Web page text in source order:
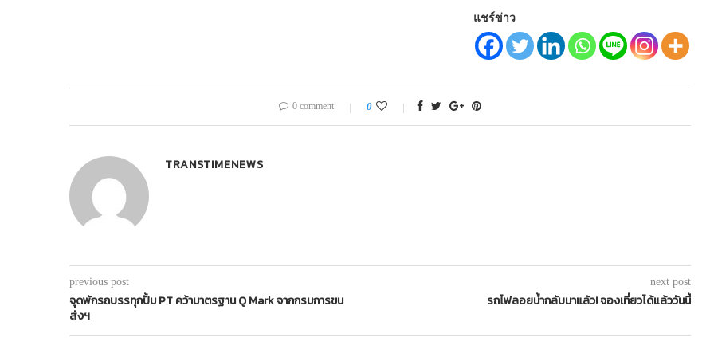
แชร์ข่าว
0 comment 0
TRANSTIMENEWS
previous post
จุดพักรถบรรทุกปั้ม PT คว้ามาตรฐาน Q Mark จากกรมการขน
ส่งฯ
next post
รถไฟลอยน้ำกลับมาแล้ว! จองเที่ยวได้แล้ววันนี้